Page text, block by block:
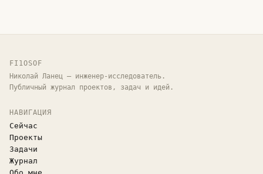
FI1OSOF
Николай Ланец — инженер-исследователь.
Публичный журнал проектов, задач и идей.
НАВИГАЦИЯ
Сейчас
Проекты
Задачи
Журнал